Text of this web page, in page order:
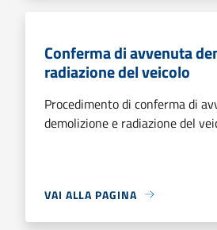
Conferma di avvenuta
radiazione del veicolo
Procedimento di conferma di
demolizione e radiazione del
VAI ALLA PAGINA